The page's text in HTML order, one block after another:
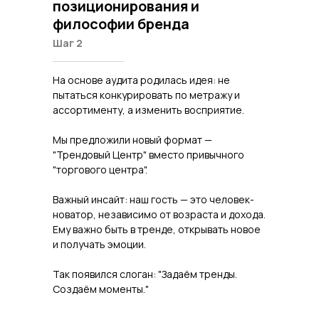
позиционирования и
философии бренда
Шаг 2
На основе аудита родилась идея: не
пытаться конкурировать по метражу и
ассортименту, а изменить восприятие.
Мы предложили новый формат —
"Трендовый Центр" вместо привычного
"торгового центра".
Важный инсайт: наш гость — это человек-
новатор, независимо от возраста и дохода.
Ему важно быть в тренде, открывать новое
и получать эмоции.
Так появился слоган: "Задаём тренды.
Создаём моменты."